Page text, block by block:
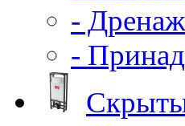
-
-